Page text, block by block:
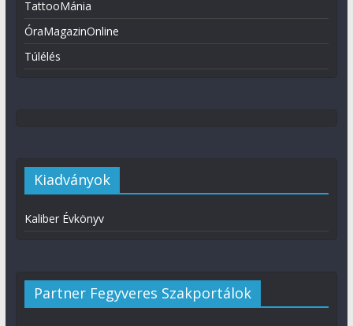
TattooMánia
ÓraMagazinOnline
Túlélés
Kiadványok
Kaliber Évkönyv
Partner Fegyveres Szakportálok